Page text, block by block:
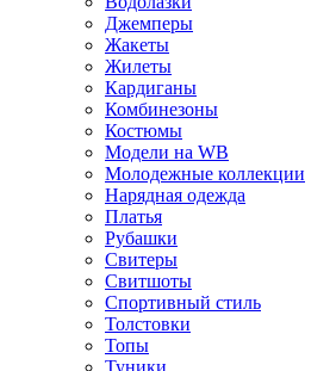
Джемперы
Жакеты
Жилеты
Кардиганы
Комбинезоны
Костюмы
Модели на WB
Молодежные коллекции
Нарядная одежда
Платья
Рубашки
Свитеры
Свитшоты
Спортивный стиль
Толстовки
Топы
Туники